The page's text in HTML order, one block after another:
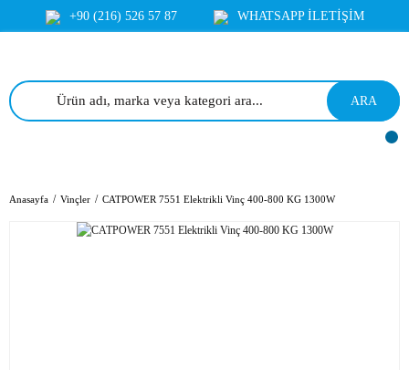
+90 (216) 526 57 87 WHATSAPP İLETİŞİM
ARA
Anasayfa Vinçler CATPOWER 7551 Elektrikli Vinç 400-800 KG 1300W